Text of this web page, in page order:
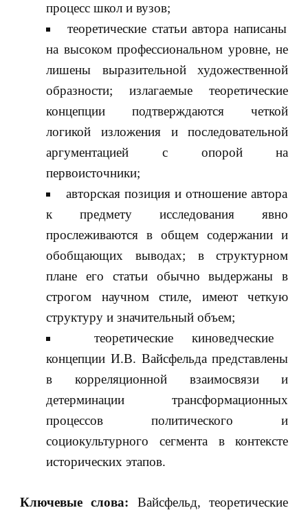
процесс школ и вузов;
теоретические статьи автора написаны
на высоком профессиональном уровне, не
лишены выразительной художественной
образности; излагаемые теоретические
концепции подтверждаются четкой
логикой изложения и последовательной
аргументацией с опорой на
первоисточники;
авторская позиция и отношение автора
к предмету исследования явно
прослеживаются в общем содержании и
обобщающих выводах; в структурном
плане его статьи обычно выдержаны в
строгом научном стиле, имеют четкую
структуру и значительный объем;
теоретические киноведческие
концепции И.В. Вайсфельда представлены
в корреляционной взаимосвязи и
детерминации трансформационных
процессов политического и
социокультурного сегмента в контексте
исторических этапов.
Ключевые слова: Вайсфельд, теоретические